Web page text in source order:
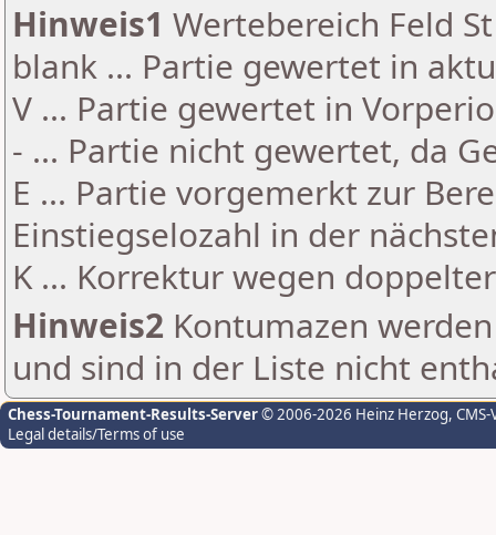
Hinweis1 Wertebereich Feld
blank ... Partie gewertet in
V ... Partie gewertet in
- ... Partie nicht gewertet, da
E ... Partie vorgemerkt zur
Einstiegselozahl in der
K ... Korrektur wegen
Hinweis2 Kontumazen
und sind in der Liste nicht
Chess-Tournament-Results-Server© 2006-2026 Heinz Herzog,
Legal details/Terms of use